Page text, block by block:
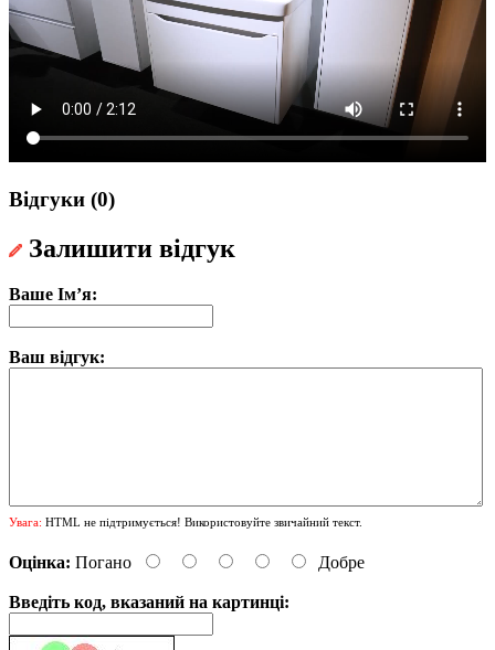
Відгуки (0)
Залишити відгук
Ваше Ім’я:
Ваш відгук:
Увага: HTML не підтримується! Використовуйте звичайний текст.
Оцінка: Погано Добре
Введіть код, вказаний на картинці: